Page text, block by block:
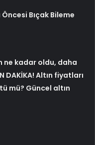
Bıçak Bileme
ne kadar oldu, daha
DAKİKA! Altın fiyatları
mü? Güncel altın